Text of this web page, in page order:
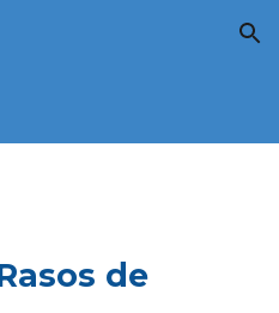
Skip to navigation
de